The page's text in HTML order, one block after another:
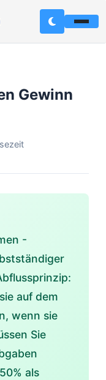
Gewinn
-
auf dem
wenn sie
Sie
als